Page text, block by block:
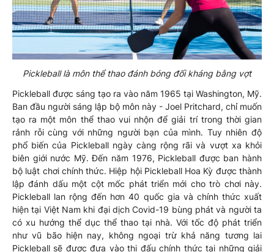
Pickleball là môn thể thao đánh bóng đối kháng bằng vợt
Pickleball được sáng tạo ra vào năm 1965 tại Washington, Mỹ.
Ban đầu người sáng lập bộ môn này - Joel Pritchard, chỉ muốn
tạo ra một môn thể thao vui nhộn để giải trí trong thời gian
rảnh rỗi cùng với những người bạn của mình. Tuy nhiên độ
phổ biến của Pickleball ngày càng rộng rãi và vượt xa khỏi
biên giới nước Mỹ. Đến năm 1976, Pickleball được ban hành
bộ luật chơi chính thức. Hiệp hội Pickleball Hoa Kỳ được thành
lập đánh dấu một cột mốc phát triển mới cho trò chơi này.
Pickleball lan rộng đến hơn 40 quốc gia và chính thức xuất
hiện tại Việt Nam khi đại dịch Covid-19 bùng phát và người ta
có xu hướng thể dục thể thao tại nhà. Với tốc độ phát triển
như vũ bão hiện nay, không ngoại trừ khả năng tương lai
Pickleball sẽ được đưa vào thi đấu chính thức tại những giải